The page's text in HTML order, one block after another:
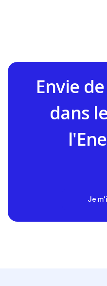
Envie
dans
Je